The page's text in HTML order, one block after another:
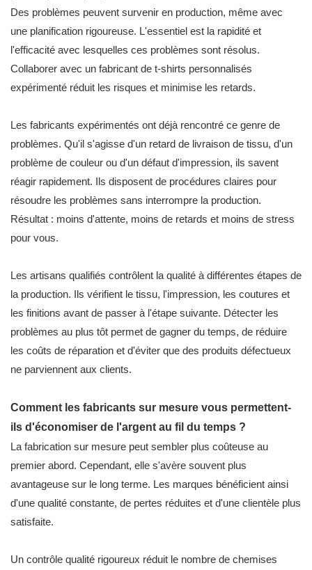
Des problèmes peuvent survenir en production, même avec
une planification rigoureuse. L'essentiel est la rapidité et
l'efficacité avec lesquelles ces problèmes sont résolus.
Collaborer avec un fabricant de t-shirts personnalisés
expérimenté réduit les risques et minimise les retards.
Les fabricants expérimentés ont déjà rencontré ce genre de
problèmes. Qu'il s'agisse d'un retard de livraison de tissu, d'un
problème de couleur ou d'un défaut d'impression, ils savent
réagir rapidement. Ils disposent de procédures claires pour
résoudre les problèmes sans interrompre la production.
Résultat : moins d'attente, moins de retards et moins de stress
pour vous.
Les artisans qualifiés contrôlent la qualité à différentes étapes de
la production. Ils vérifient le tissu, l'impression, les coutures et
les finitions avant de passer à l'étape suivante. Détecter les
problèmes au plus tôt permet de gagner du temps, de réduire
les coûts de réparation et d'éviter que des produits défectueux
ne parviennent aux clients.
Comment les fabricants sur mesure vous permettent-
ils d'économiser de l'argent au fil du temps ?
La fabrication sur mesure peut sembler plus coûteuse au
premier abord. Cependant, elle s'avère souvent plus
avantageuse sur le long terme. Les marques bénéficient ainsi
d'une qualité constante, de pertes réduites et d'une clientèle plus
satisfaite.
Un contrôle qualité rigoureux réduit le nombre de chemises